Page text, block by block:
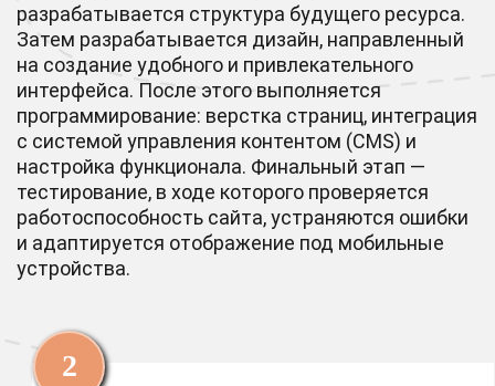
разрабатывается структура будущего ресурса.
Затем разрабатывается дизайн, направленный
на создание удобного и привлекательного
интерфейса. После этого выполняется
программирование: верстка страниц, интеграция
с системой управления контентом (CMS) и
настройка функционала. Финальный этап —
тестирование, в ходе которого проверяется
работоспособность сайта, устраняются ошибки
и адаптируется отображение под мобильные
устройства.